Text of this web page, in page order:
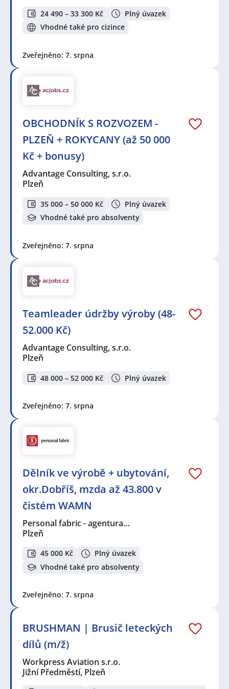
24 490 – 33 300 Kč
Plný úvazek
Vhodné také pro cizince
Zveřejněno: 7. srpna
OBCHODNÍK S ROZVOZEM -
PLZEŇ + ROKYCANY (až 50 000
Kč + bonusy)
Advantage Consulting, s.r.o.
Plzeň
35 000 – 50 000 Kč
Plný úvazek
Vhodné také pro absolventy
Zveřejněno: 7. srpna
Teamleader údržby výroby (48-
52.000 Kč)
Advantage Consulting, s.r.o.
Plzeň
48 000 – 52 000 Kč Plný úvazek
Zveřejněno: 7. srpna
Dělník ve výrobě + ubytování,
okr.Dobříš, mzda až 43.800 v
čistém WAMN
Personal fabric - agentura…
Plzeň
45 000 Kč
Plný úvazek
Vhodné také pro absolventy
Zveřejněno: 7. srpna
BRUSHMAN | Brusič leteckých
dílů (m/ž)
Workpress Aviation s.r.o.
Jižní Předměstí, Plzeň